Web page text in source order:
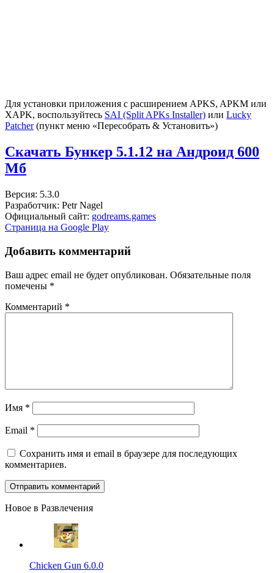
Для установки приложения с расширением APKS, APKM или
XAPK, воспользуйтесь SAI (Split APKs Installer) или Lucky
Patcher(пункт меню «Пересобрать & Установить»)
Скачать Бункер 5.1.12 на Андроид 600
Мб
Версия: 5.3.0
Разработчик: Petr Nagel
Официальный сайт: godreams.games
Страница на Google Play
Добавить комментарий
Ваш адрес email не будет опубликован. Обязательные поля
помечены *
Комментарий *
Имя *
Email *
Сохранить имя и email в браузере для последующих
комментариев.
Новое в Развлечения
Chicken Gun 6.0.0